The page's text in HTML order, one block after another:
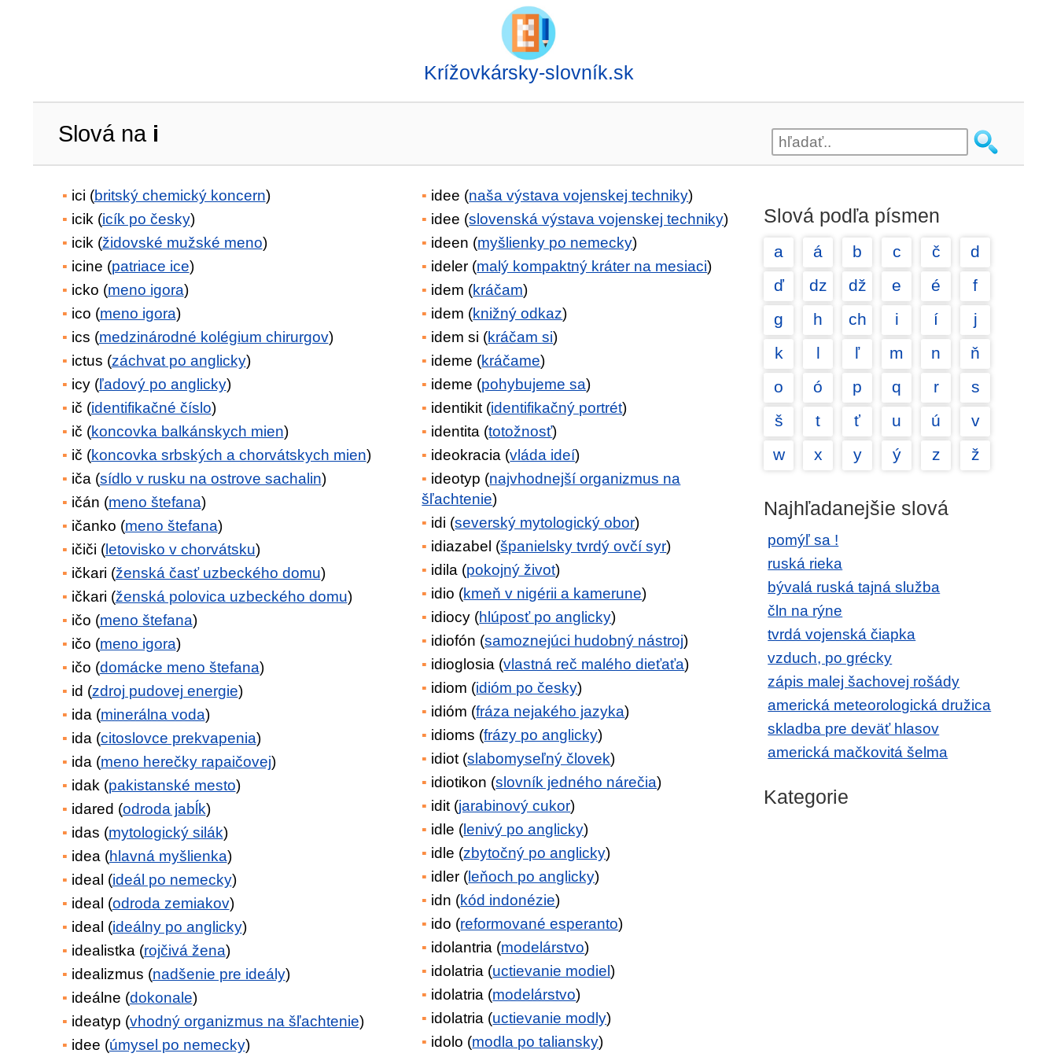
Krížovkársky-slovník.sk
Slová na i
ici (britský chemický koncern)
icik (icík po česky)
icik (židovské mužské meno)
icine (patriace ice)
icko (meno igora)
ico (meno igora)
ics (medzinárodné kolégium chirurgov)
ictus (záchvat po anglicky)
icy (ľadový po anglicky)
ič (identifikačné číslo)
ič (koncovka balkánskych mien)
ič (koncovka srbských a chorvátskych mien)
iča (sídlo v rusku na ostrove sachalin)
ičán (meno štefana)
ičanko (meno štefana)
ičiči (letovisko v chorvátsku)
ičkari (ženská časť uzbeckého domu)
ičkari (ženská polovica uzbeckého domu)
ičo (meno štefana)
ičo (meno igora)
ičo (domácke meno štefana)
id (zdroj pudovej energie)
ida (minerálna voda)
ida (citoslovce prekvapenia)
ida (meno herečky rapaičovej)
idak (pakistanské mesto)
idared (odroda jabĺk)
idas (mytologický silák)
idea (hlavná myšlienka)
ideal (ideál po nemecky)
ideal (odroda zemiakov)
ideal (ideálny po anglicky)
idealistka (rojčivá žena)
idealizmus (nadšenie pre ideály)
ideálne (dokonale)
ideatyp (vhodný organizmus na šľachtenie)
idee (úmysel po nemecky)
idee (naša výstava vojenskej techniky)
idee (slovenská výstava vojenskej techniky)
ideen (myšlienky po nemecky)
ideler (malý kompaktný kráter na mesiaci)
idem (kráčam)
idem (knižný odkaz)
idem si (kráčam si)
ideme (kráčame)
ideme (pohybujeme sa)
identikit (identifikačný portrét)
identita (totožnosť)
ideokracia (vláda ideí)
ideotyp (najvhodnejší organizmus na
šľachtenie)
idi (severský mytologický obor)
idiazabel (španielsky tvrdý ovčí syr)
idila (pokojný život)
idio (kmeň v nigérii a kamerune)
idiocy (hlúposť po anglicky)
idiofón (samoznejúci hudobný nástroj)
idioglosia (vlastná reč malého dieťaťa)
idiom (idióm po česky)
idióm (fráza nejakého jazyka)
idioms (frázy po anglicky)
idiot (slabomyseľný človek)
idiotikon (slovník jedného nárečia)
idit (jarabinový cukor)
idle (lenivý po anglicky)
idle (zbytočný po anglicky)
idler (leňoch po anglicky)
idn (kód indonézie)
ido (reformované esperanto)
idolantria (modelárstvo)
idolatria (uctievanie modiel)
idolatria (modelárstvo)
idolatria (uctievanie modly)
idolo (modla po taliansky)
Slová podľa písmen
a á b c č
d
ď
dz dž e é
f
g
h ch i í
j
k
l ľ m n
ň
o
ó p q r
s
š
t ť u ú
v
w
x y ý z ž
Najhľadanejšie slová
pomýľ sa !
ruská rieka
bývalá ruská tajná služba
čln na rýne
tvrdá vojenská čiapka
vzduch, po grécky
zápis malej šachovej rošády
americká meteorologická družica
skladba pre deväť hlasov
americká mačkovitá šelma
Kategorie